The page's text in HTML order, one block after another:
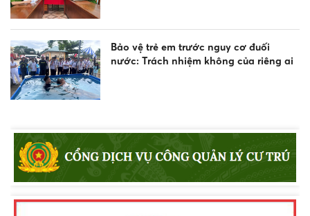
Bảo vệ trẻ em trước nguy cơ đuối
nước: Trách nhiệm không của riêng ai
toàn giao thông